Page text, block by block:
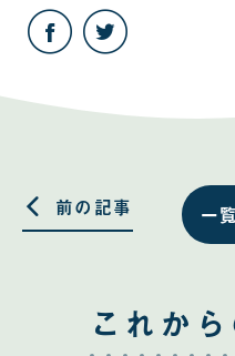
こ
の
記
Facebook
る
Twitter
る 一
前の記事
これか